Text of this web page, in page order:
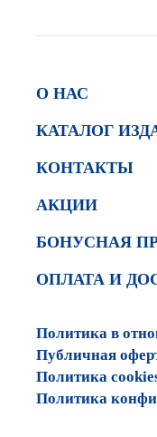
О НАС
КАТАЛОГ
КОНТАКТЫ
АКЦИИ
БОНУСНАЯ
ОПЛАТА И
Политика в
Публичная
Политика
Политика